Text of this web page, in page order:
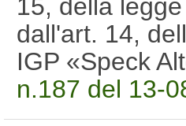
15, della
dall'art. 14,
IGP «Speck
n.187 del 13-